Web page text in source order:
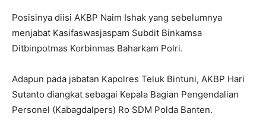
Posisinya diisi AKBP Naim Ishak yang sebelumnya
menjabat Kasifaswasjaspam Subdit Binkamsa
Ditbinpotmas Korbinmas Baharkam Polri.
Adapun pada jabatan Kapolres Teluk Bintuni, AKBP Hari
Sutanto diangkat sebagai Kepala Bagian Pengendalian
Personel (Kabagdalpers) Ro SDM Polda Banten.